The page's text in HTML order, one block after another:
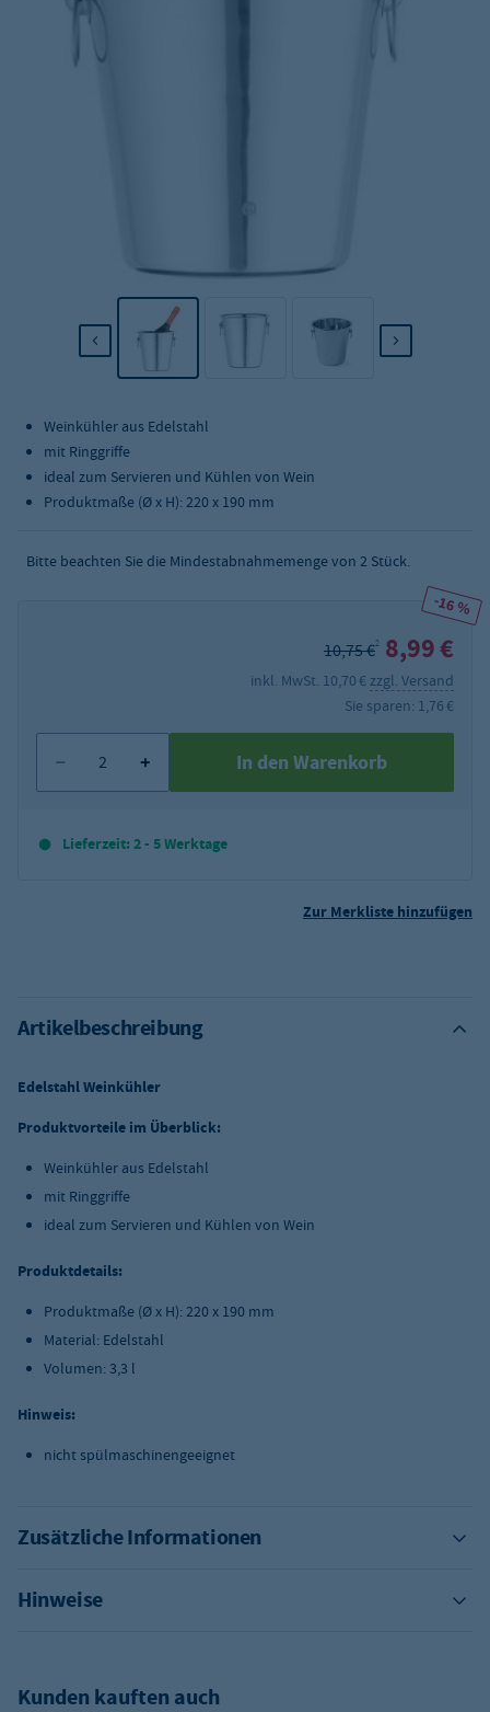
Weinkühler aus Edelstahl
mit Ringgriffe
ideal zum Servieren und Kühlen von Wein
Produktmaße (Ø x H): 220 x 190 mm
Bitte beachten Sie die Mindestabnahmemenge von 2 Stück.
-16 %
10,75 €2 8,99 €
inkl. MwSt. 10,70 € zzgl. Versand
Sie sparen: 1,76 €
In den Warenkorb
Lieferzeit: 2 - 5 Werktage
Zur Merkliste hinzufügen
Artikelbeschreibung
Edelstahl Weinkühler
Produktvorteile im Überblick:
Weinkühler aus Edelstahl
mit Ringgriffe
ideal zum Servieren und Kühlen von Wein
Produktdetails:
Produktmaße (Ø x H): 220 x 190 mm
Material: Edelstahl
Volumen: 3,3 l
Hinweis:
nicht spülmaschinengeeignet
Zusätzliche Informationen
Hinweise
Kunden kauften auch